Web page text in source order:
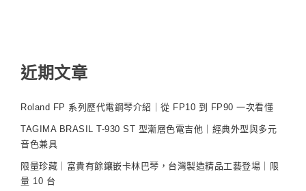
近期文章
Roland FP 系列歷代電鋼琴介紹｜從 FP10 到 FP90 一次看懂
TAGIMA BRASIL T-930 ST 型漸層色電吉他｜經典外型與多元
音色兼具
限量珍藏｜富貴有餘鑲嵌卡林巴琴，台灣製造精品工藝登場｜限
量 10 台